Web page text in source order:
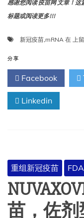
感谢您阅读 疫苗网 文章！
标题或阅读更多!!!
新冠疫苗,mRNA 在 斯
瓦
克
斯
射
混
液，
用
于
上
分享
Facebook
Linkedin
重组新冠疫苗 FDA
苗，佐